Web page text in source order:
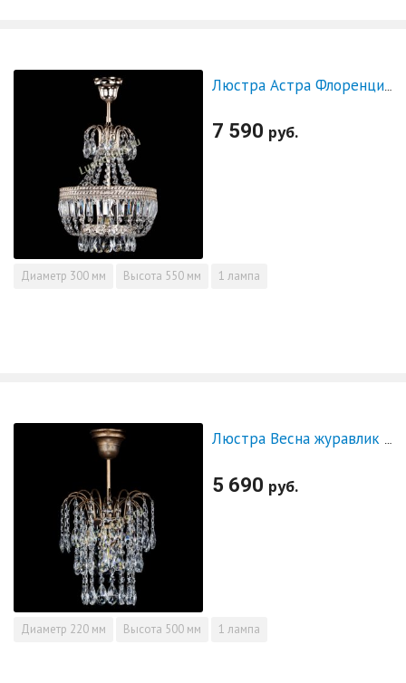
Люстра Астра Флоренция №1 с подвесом
7 590 руб.
Диаметр 300 мм Высота 550 мм 1 лампа
Люстра Весна журавлик под бронзу
5 690 руб.
Диаметр 220 мм Высота 500 мм 1 лампа